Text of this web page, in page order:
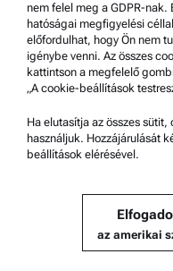
Anton Paar Certified Service
Biztonsági nyilatkozat
Anton Paar Műszaki
A vállalat adatai
nem felel meg a GDPR-nak.
hatóságai megfigyelési
előfordulhat, hogy Ön nem
igénybe venni. Az összes
kattintson a megfelelő
„A cookie-beállítások
Ha elutasítja az összes
használjuk. Hozzájárulását
beállítások elérésével.
az amerikai